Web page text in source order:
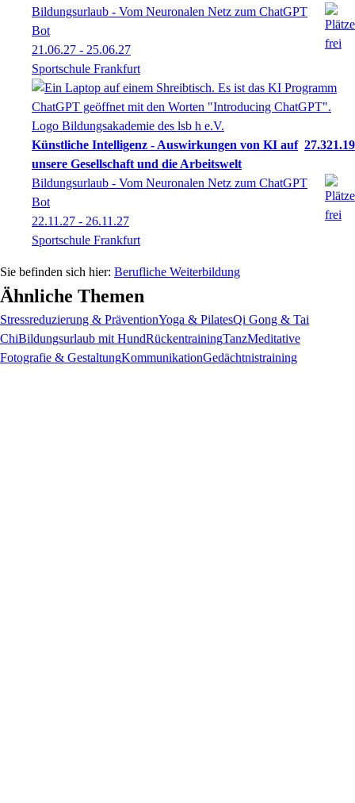
Bildungsurlaub - Vom Neuronalen Netz zum ChatGPT
Bot
21.06.27 - 25.06.27
Sportschule Frankfurt
Künstliche Intelligenz - Auswirkungen von KI auf
unsere Gesellschaft und die Arbeitswelt
27.321.19
Bildungsurlaub - Vom Neuronalen Netz zum ChatGPT
Bot
22.11.27 - 26.11.27
Sportschule Frankfurt
Berufliche Weiterbildung
Ähnliche Themen
Stressreduzierung & PräventionYoga & PilatesQi Gong & Tai
ChiBildungsurlaub mit HundRückentrainingTanzMeditative
Fotografie & GestaltungKommunikationGedächtnistraining